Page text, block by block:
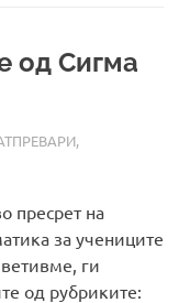
од Сигма
,
пресрет на
за учениците
ги
од рубриките: